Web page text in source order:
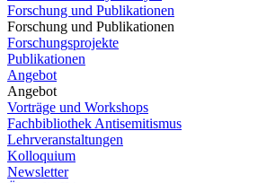
Forschung und Publikationen
Forschung und Publikationen
Forschungsprojekte
Publikationen
Angebot
Angebot
Vorträge und Workshops
Fachbibliothek Antisemitismus
Lehrveranstaltungen
Kolloquium
Newsletter